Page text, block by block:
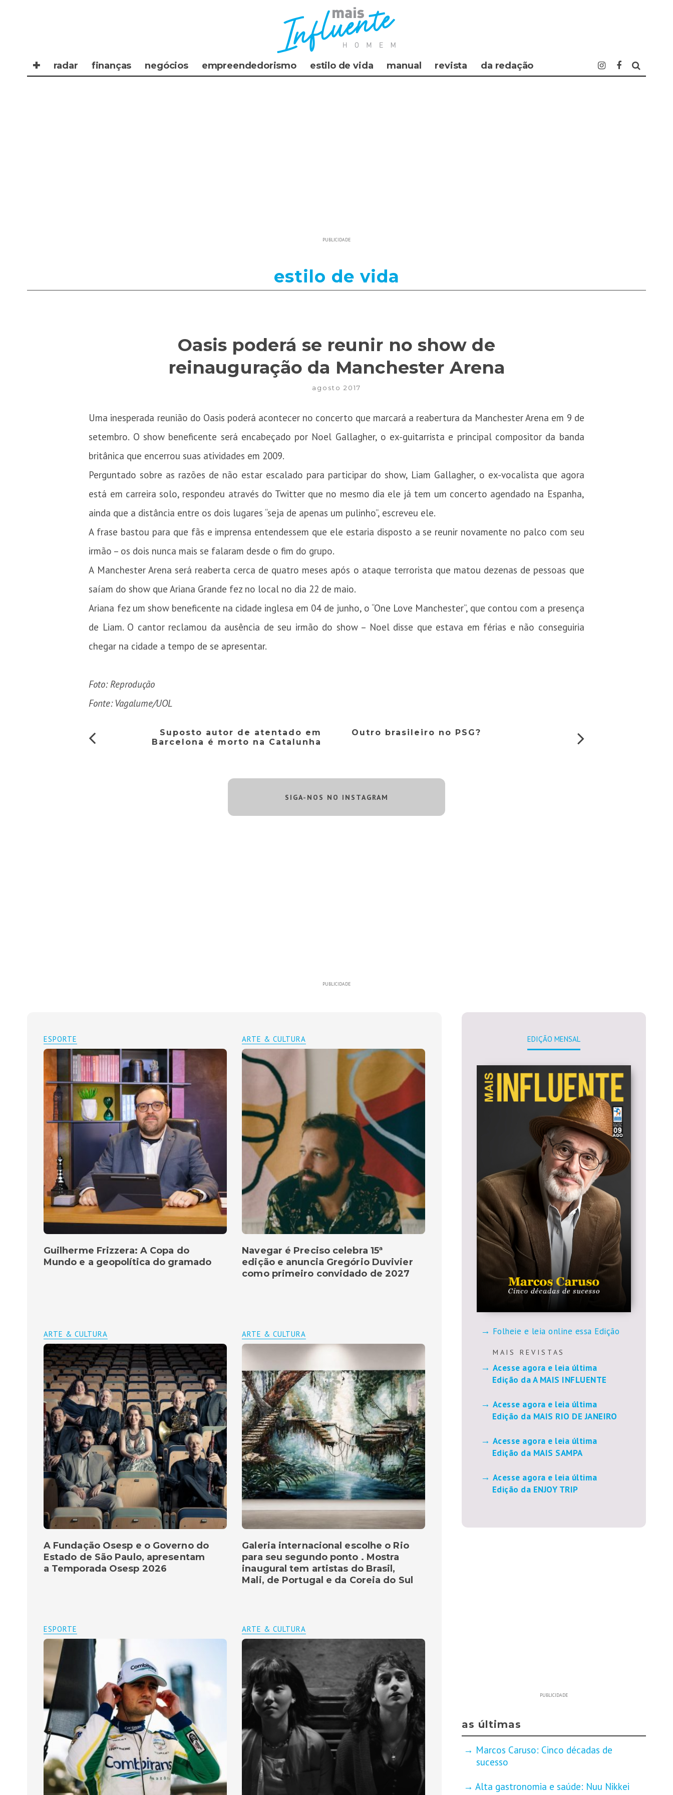
✚ radar finanças negócios empreendedorismo estilo de vida manual revista da redação
PUBLICIDADE
estilo de vida
Oasis poderá se reunir no show de
reinauguração da Manchester Arena
agosto 2017
Uma inesperada reunião do Oasis poderá acontecer no concerto que marcará a reabertura da Manchester Arena em 9 de
setembro. O show beneficente será encabeçado por Noel Gallagher, o ex-guitarrista e principal compositor da banda
britânica que encerrou suas atividades em 2009.
Perguntado sobre as razões de não estar escalado para participar do show, Liam Gallagher, o ex-vocalista que agora
está em carreira solo, respondeu através do Twitter que no mesmo dia ele já tem um concerto agendado na Espanha,
ainda que a distância entre os dois lugares “seja de apenas um pulinho”, escreveu ele.
A frase bastou para que fãs e imprensa entendessem que ele estaria disposto a se reunir novamente no palco com seu
irmão – os dois nunca mais se falaram desde o fim do grupo.
A Manchester Arena será reaberta cerca de quatro meses após o ataque terrorista que matou dezenas de pessoas que
saíam do show que Ariana Grande fez no local no dia 22 de maio.
Ariana fez um show beneficente na cidade inglesa em 04 de junho, o “One Love Manchester”, que contou com a presença
de Liam. O cantor reclamou da ausência de seu irmão do show – Noel disse que estava em férias e não conseguiria
chegar na cidade a tempo de se apresentar.
Foto: Reprodução
Fonte: Vagalume/UOL
Suposto autor de atentado em
Barcelona é morto na Catalunha
Outro brasileiro no PSG?
SIGA-NOS NO INSTAGRAM
PUBLICIDADE
ARTE & CULTURA
Navegar é Preciso celebra 15ª
edição e anuncia Gregório Duvivier
como primeiro convidado de 2027
ESPORTE
Guilherme Frizzera: A Copa do
Mundo e a geopolítica do gramado
ARTE & CULTURA
Galeria internacional escolhe o Rio
para seu segundo ponto . Mostra
inaugural tem artistas do Brasil,
Mali, de Portugal e da Coreia do Sul
ARTE & CULTURA
A Fundação Osesp e o Governo do
Estado de São Paulo, apresentam
a Temporada Osesp 2026
ARTE & CULTURA
ESPORTE
EDIÇÃO MENSAL
Folheie e leia online essa Edição
M A I S R E V I S T A S
Acesse agora e leia última
Edição da A MAIS INFLUENTE
Acesse agora e leia última
Edição da MAIS RIO DE JANEIRO
Acesse agora e leia última
Edição da MAIS SAMPA
Acesse agora e leia última
Edição da ENJOY TRIP
PUBLICIDADE
as últimas
Marcos Caruso: Cinco décadas de
sucesso
Alta gastronomia e saúde: Nuu Nikkei